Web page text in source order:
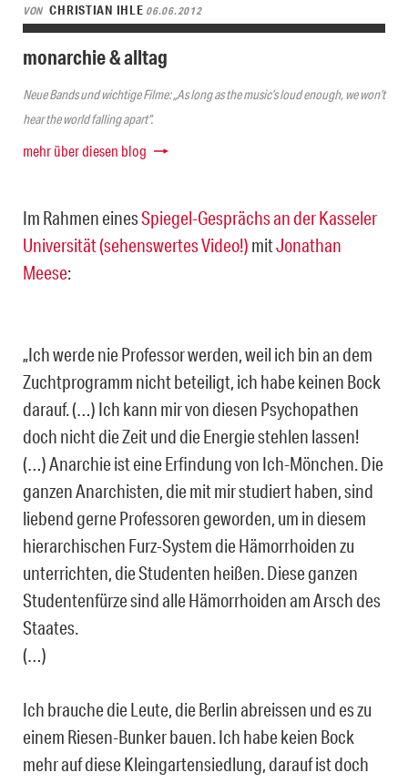
VON CHRISTIAN IHLE 06.06.2012
monarchie & alltag
Neue Bands und wichtige Filme: „As long as the music’s loud enough, we won’t
hear the world falling apart“.
mehr über diesen blog
Im Rahmen einesSpiegel-Gesprächs an der Kasseler
Universität (sehenswertes Video!) mitJonathan
Meese:
„Ich werde nie Professor werden, weil ich bin an dem
Zuchtprogramm nicht beteiligt, ich habe keinen Bock
darauf. (…) Ich kann mir von diesen Psychopathen
doch nicht die Zeit und die Energie stehlen lassen!
(…) Anarchie ist eine Erfindung von Ich-Mönchen. Die
ganzen Anarchisten, die mit mir studiert haben, sind
liebend gerne Professoren geworden, um in diesem
hierarchischen Furz-System die Hämorrhoiden zu
unterrichten, die Studenten heißen. Diese ganzen
Studentenfürze sind alle Hämorrhoiden am Arsch des
Staates.
(…)
Ich brauche die Leute, die Berlin abreissen und es zu
einem Riesen-Bunker bauen. Ich habe keien Bock
mehr auf diese Kleingartensiedlung, darauf ist doch